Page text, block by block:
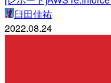
臼田佳祐
2022.08.24